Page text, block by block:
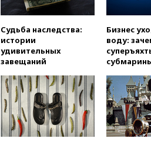
Судьба наследства:
истории
удивительных
завещаний
Бизнес
воду: